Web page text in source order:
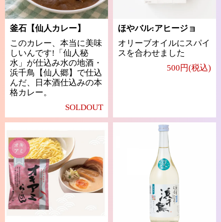
釜石【仙人カレー】
このカレー、本当に美味
しいんです!「仙人秘
水」が仕込み水の地酒・
浜千鳥【仙人郷】で仕込
んだ、日本酒仕込みの本
格カレー。
SOLDOUT
ほやバル:アヒージョ
オリーブオイルにスパイ
スを合わせました
500円(税込)